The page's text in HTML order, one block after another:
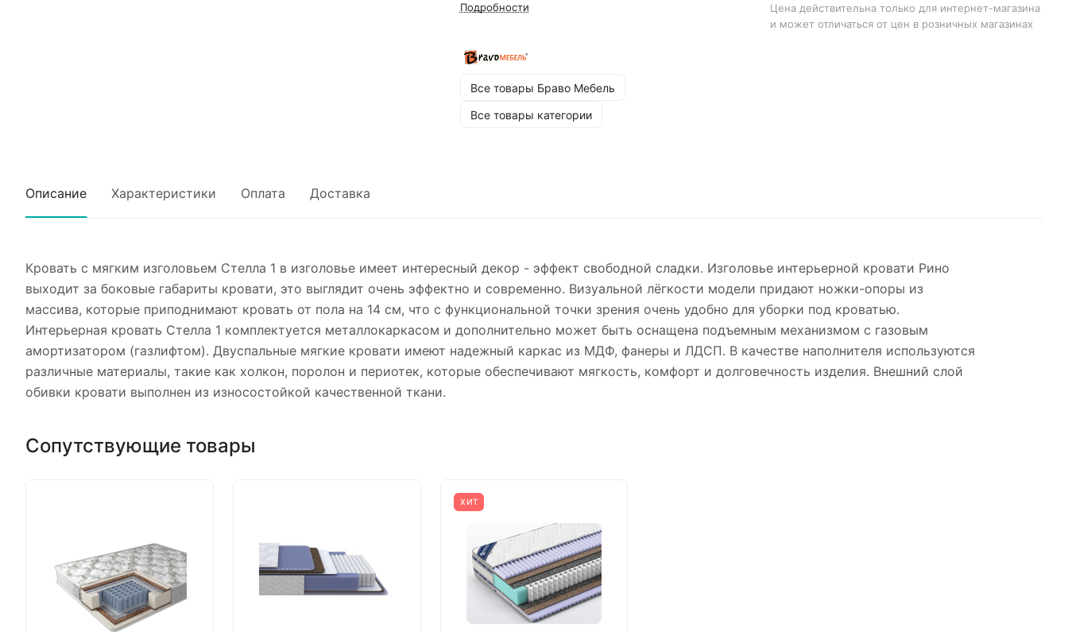
Подробности
Все товары Браво Мебель
Все товары категории
Цена действительна только для интернет-магазина
и может отличаться от цен в розничных магазинах
Описание Характеристики Оплата Доставка
Кровать с мягким изголовьем Стелла 1 в изголовье имеет интересный декор - эффект свободной сладки. Изголовье интерьерной кровати Рино
выходит за боковые габариты кровати, это выглядит очень эффектно и современно. Визуальной лёгкости модели придают ножки-опоры из
массива, которые приподнимают кровать от пола на 14 см, что с функциональной точки зрения очень удобно для уборки под кроватью.
Интерьерная кровать Стелла 1 комплектуется металлокаркасом и дополнительно может быть оснащена подъемным механизмом с газовым
амортизатором (газлифтом). Двуспальные мягкие кровати имеют надежный каркас из МДФ, фанеры и ЛДСП. В качестве наполнителя используются
различные материалы, такие как холкон, поролон и периотек, которые обеспечивают мягкость, комфорт и долговечность изделия. Внешний слой
обивки кровати выполнен из износостойкой качественной ткани.
Сопутствующие товары
ХИТ